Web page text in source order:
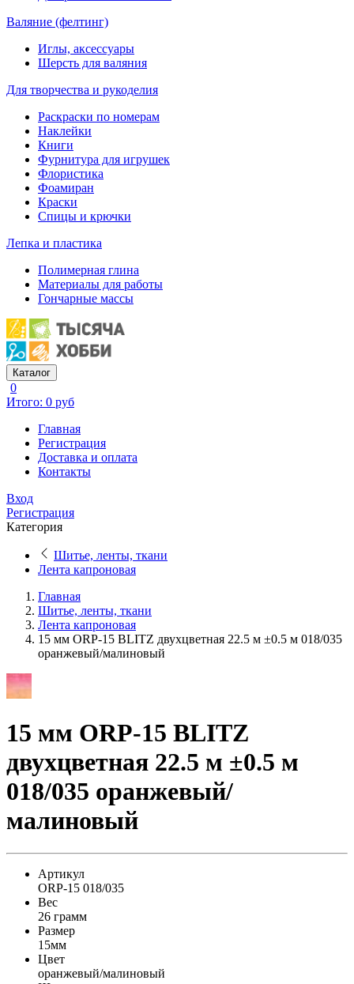
Валяние (фелтинг)
Иглы, аксессуары
Шерсть для валяния
Для творчества и рукоделия
Раскраски по номерам
Наклейки
Книги
Фурнитура для игрушек
Флористика
Фоамиран
Краски
Спицы и крючки
Лепка и пластика
Полимерная глина
Материалы для работы
Гончарные массы
Каталог
0
Итого: 0 руб
Главная
Регистрация
Доставка и оплата
Контакты
Вход
Регистрация
Категория
Шитье, ленты, ткани
Лента капроновая
Главная
Шитье, ленты, ткани
Лента капроновая
15 мм ORP-15 BLITZ двухцветная 22.5 м ±0.5 м 018/035
оранжевый/малиновый
15 мм ORP-15 BLITZ
двухцветная 22.5 м ±0.5 м
018/035 оранжевый/
малиновый
Артикул
ORP-15 018/035
Вес
26 грамм
Размер
15мм
Цвет
оранжевый/малиновый